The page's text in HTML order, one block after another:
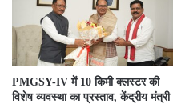
PMGSY-IV में 10 किमी क्लस्टर की
विशेष व्यवस्था का प्रस्ताव, केंद्रीय मंत्री